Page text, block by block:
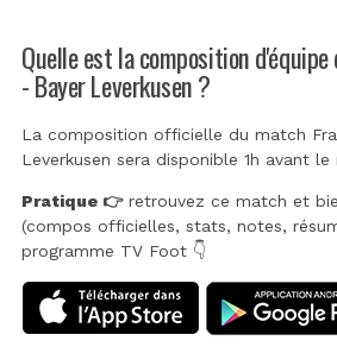
Quelle est la composition
- Bayer Leverkusen ?
La composition officielle du match
Leverkusen sera disponible 1h avant le
Pratique 👉retrouvez ce match et
(compos officielles, stats, notes,
programme TV Foot 👇